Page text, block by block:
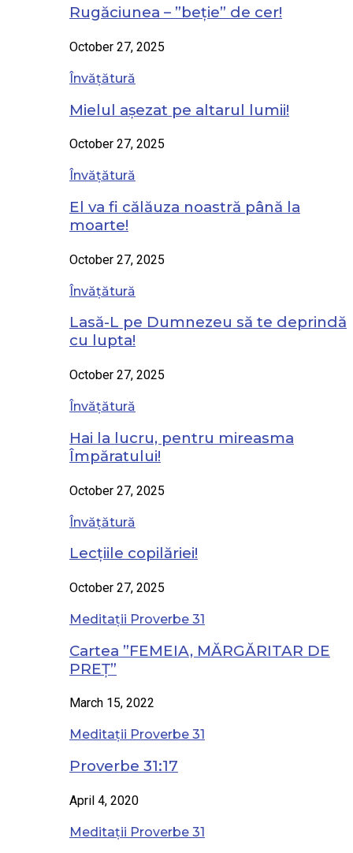
Rugăciunea – ”beție” de cer!
October 27, 2025
Învățătură
Mielul așezat pe altarul lumii!
October 27, 2025
Învățătură
El va fi călăuza noastră până la
moarte!
October 27, 2025
Învățătură
Lasă-L pe Dumnezeu să te deprindă
cu lupta!
October 27, 2025
Învățătură
Hai la lucru, pentru mireasma
Împăratului!
October 27, 2025
Învățătură
Lecțiile copilăriei!
October 27, 2025
Meditații Proverbe 31
Cartea ”FEMEIA, MĂRGĂRITAR DE
PREȚ”
March 15, 2022
Meditații Proverbe 31
Proverbe 31:17
April 4, 2020
Meditații Proverbe 31